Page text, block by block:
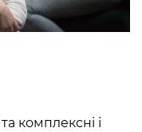
комплексні і